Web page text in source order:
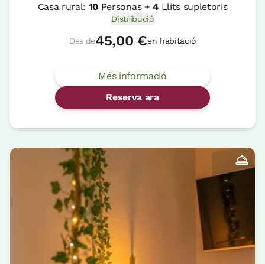
Casa rural: 10 Personas +4Llits supletoris
Distribució
Des de45,00 €en habitació
Més informació
Reserva ara